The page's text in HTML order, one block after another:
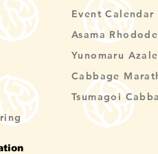
Event Calendar
Asama
Yunomaru
Cabbage
Tsumagoi